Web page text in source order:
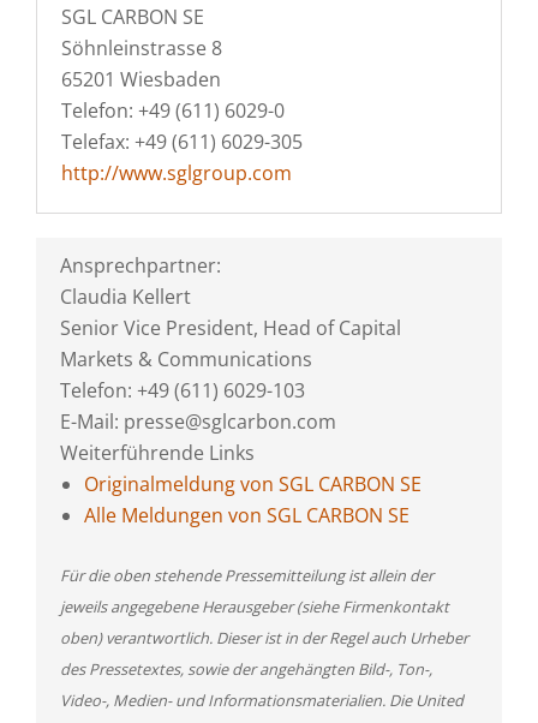
SGL CARBON SE
Söhnleinstrasse 8
65201 Wiesbaden
Telefon: +49 (611) 6029-0
Telefax: +49 (611) 6029-305
http://www.sglgroup.com
Ansprechpartner:
Claudia Kellert
Senior Vice President, Head of Capital
Markets & Communications
Telefon: +49 (611) 6029-103
E-Mail: presse@sglcarbon.com
Weiterführende Links
Originalmeldung von SGL CARBON SE
Alle Meldungen von SGL CARBON SE
Für die oben stehende Pressemitteilung ist allein der
jeweils angegebene Herausgeber (siehe Firmenkontakt
oben) verantwortlich. Dieser ist in der Regel auch Urheber
des Pressetextes, sowie der angehängten Bild-, Ton-,
Video-, Medien- und Informationsmaterialien. Die United